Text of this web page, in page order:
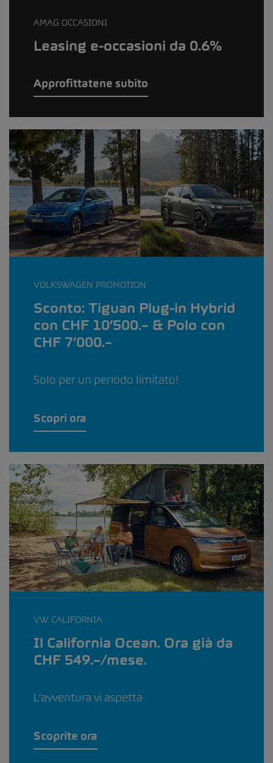
AMAG OCCASIONI
Leasing e-occasioni da 0.6%
Approfittatene subito
VOLKSWAGEN PROMOTION
Sconto: Tiguan Plug-in Hybrid
con CHF 10’500.– & Polo con
CHF 7’000.–
Solo per un periodo limitato!
Scopri ora
VW CALIFORNIA
Il California Ocean. Ora già da
CHF 549.–/mese.
L’avventura vi aspetta
Scoprite ora